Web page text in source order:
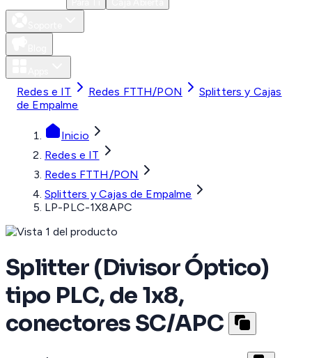
Redes e IT Redes FTTH/PON
Splitters y Cajas
de Empalme
Inicio
Redes e IT
Redes FTTH/PON
Splitters y Cajas de Empalme
LP-PLC-1X8APC
Splitter (Divisor Óptico)
tipo PLC, de 1x8,
conectores SC/APC